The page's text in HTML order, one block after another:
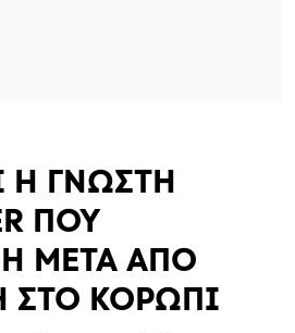
H ΓΝΩΣΤΗ
ΠΟΥ
ΜΕΤΑ ΑΠΟ
ΣΤΟ ΚΟΡΩΠΙ